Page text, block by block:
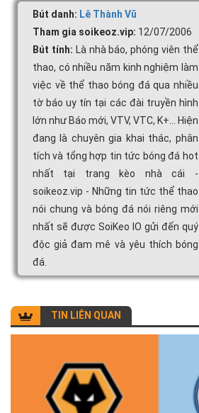
Bút danh: Lê Thành Vũ
Tham gia soikeoz.vip: 12/07/2006
Bút tính: Là nhà báo, phóng viên thể
thao, có nhiều năm kinh nghiệm làm
việc về thể thao bóng đá qua nhiều
tờ báo uy tín tại các đài truyền hình
lớn như Báo mới, VTV, VTC, K+... Hiện
đang là chuyên gia khai thác, phân
tích và tổng hợp tin tức bóng đá hot
nhất tại trang kèo nhà cái -
soikeoz.vip - Những tin tức thể thao
nói chung và bóng đá nói riêng mới
nhất sẽ được SoiKeo IO gửi đến quý
độc giả đam mê và yêu thích bóng
đá.
TIN LIÊN QUAN